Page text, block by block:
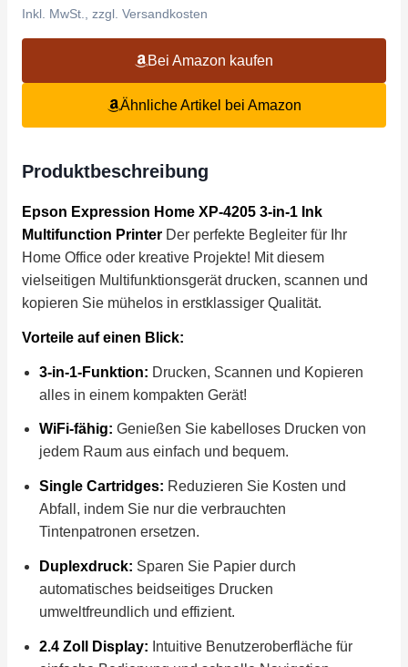
Inkl. MwSt., zzgl. Versandkosten
Bei Amazon kaufen
Ähnliche Artikel bei Amazon
Produktbeschreibung
Epson Expression Home XP-4205 3-in-1 Ink
Multifunction Printer Der perfekte Begleiter für Ihr
Home Office oder kreative Projekte! Mit diesem
vielseitigen Multifunktionsgerät drucken, scannen und
kopieren Sie mühelos in erstklassiger Qualität.
Vorteile auf einen Blick:
3-in-1-Funktion: Drucken, Scannen und Kopieren
alles in einem kompakten Gerät!
WiFi-fähig: Genießen Sie kabelloses Drucken von
jedem Raum aus einfach und bequem.
Single Cartridges: Reduzieren Sie Kosten und
Abfall, indem Sie nur die verbrauchten
Tintenpatronen ersetzen.
Duplexdruck: Sparen Sie Papier durch
automatisches beidseitiges Drucken
umweltfreundlich und effizient.
2.4 Zoll Display: Intuitive Benutzeroberfläche für